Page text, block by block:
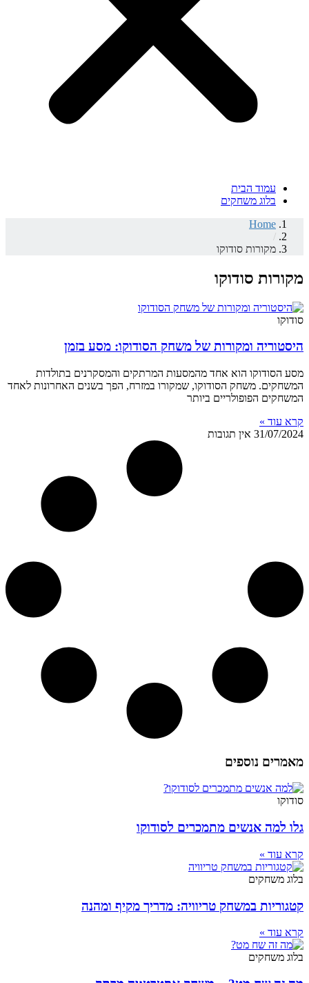
עמוד הבית
בלוג משחקים
Home
/
מקורות סודוקו
מקורות סודוקו
סודוקו
היסטוריה ומקורות של משחק הסודוקו: מסע בזמן
מסע הסודוקו הוא אחד מהמסעות המרתקים והמסקרנים בתולדות
המשחקים. משחק הסודוקו, שמקורו במזרח, הפך בשנים האחרונות לאחד
המשחקים הפופולריים ביותר
קרא עוד »
31/07/2024 אין תגובות
מאמרים נוספים
סודוקו
גלו למה אנשים מתמכרים לסודוקו
קרא עוד »
בלוג משחקים
קטגוריות במשחק טריוויה: מדריך מקיף ומהנה
קרא עוד »
בלוג משחקים